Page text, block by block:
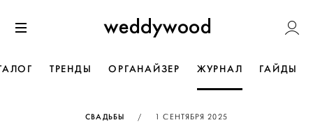
к содержанию
Weddywood
ТРЕНДЫ ОРГАНАЙЗЕР ЖУРНАЛ ГАЙДЫ
СВАДЬБЫ / ОПУБЛИКОВАНО
1 СЕНТЯБРЯ 2025